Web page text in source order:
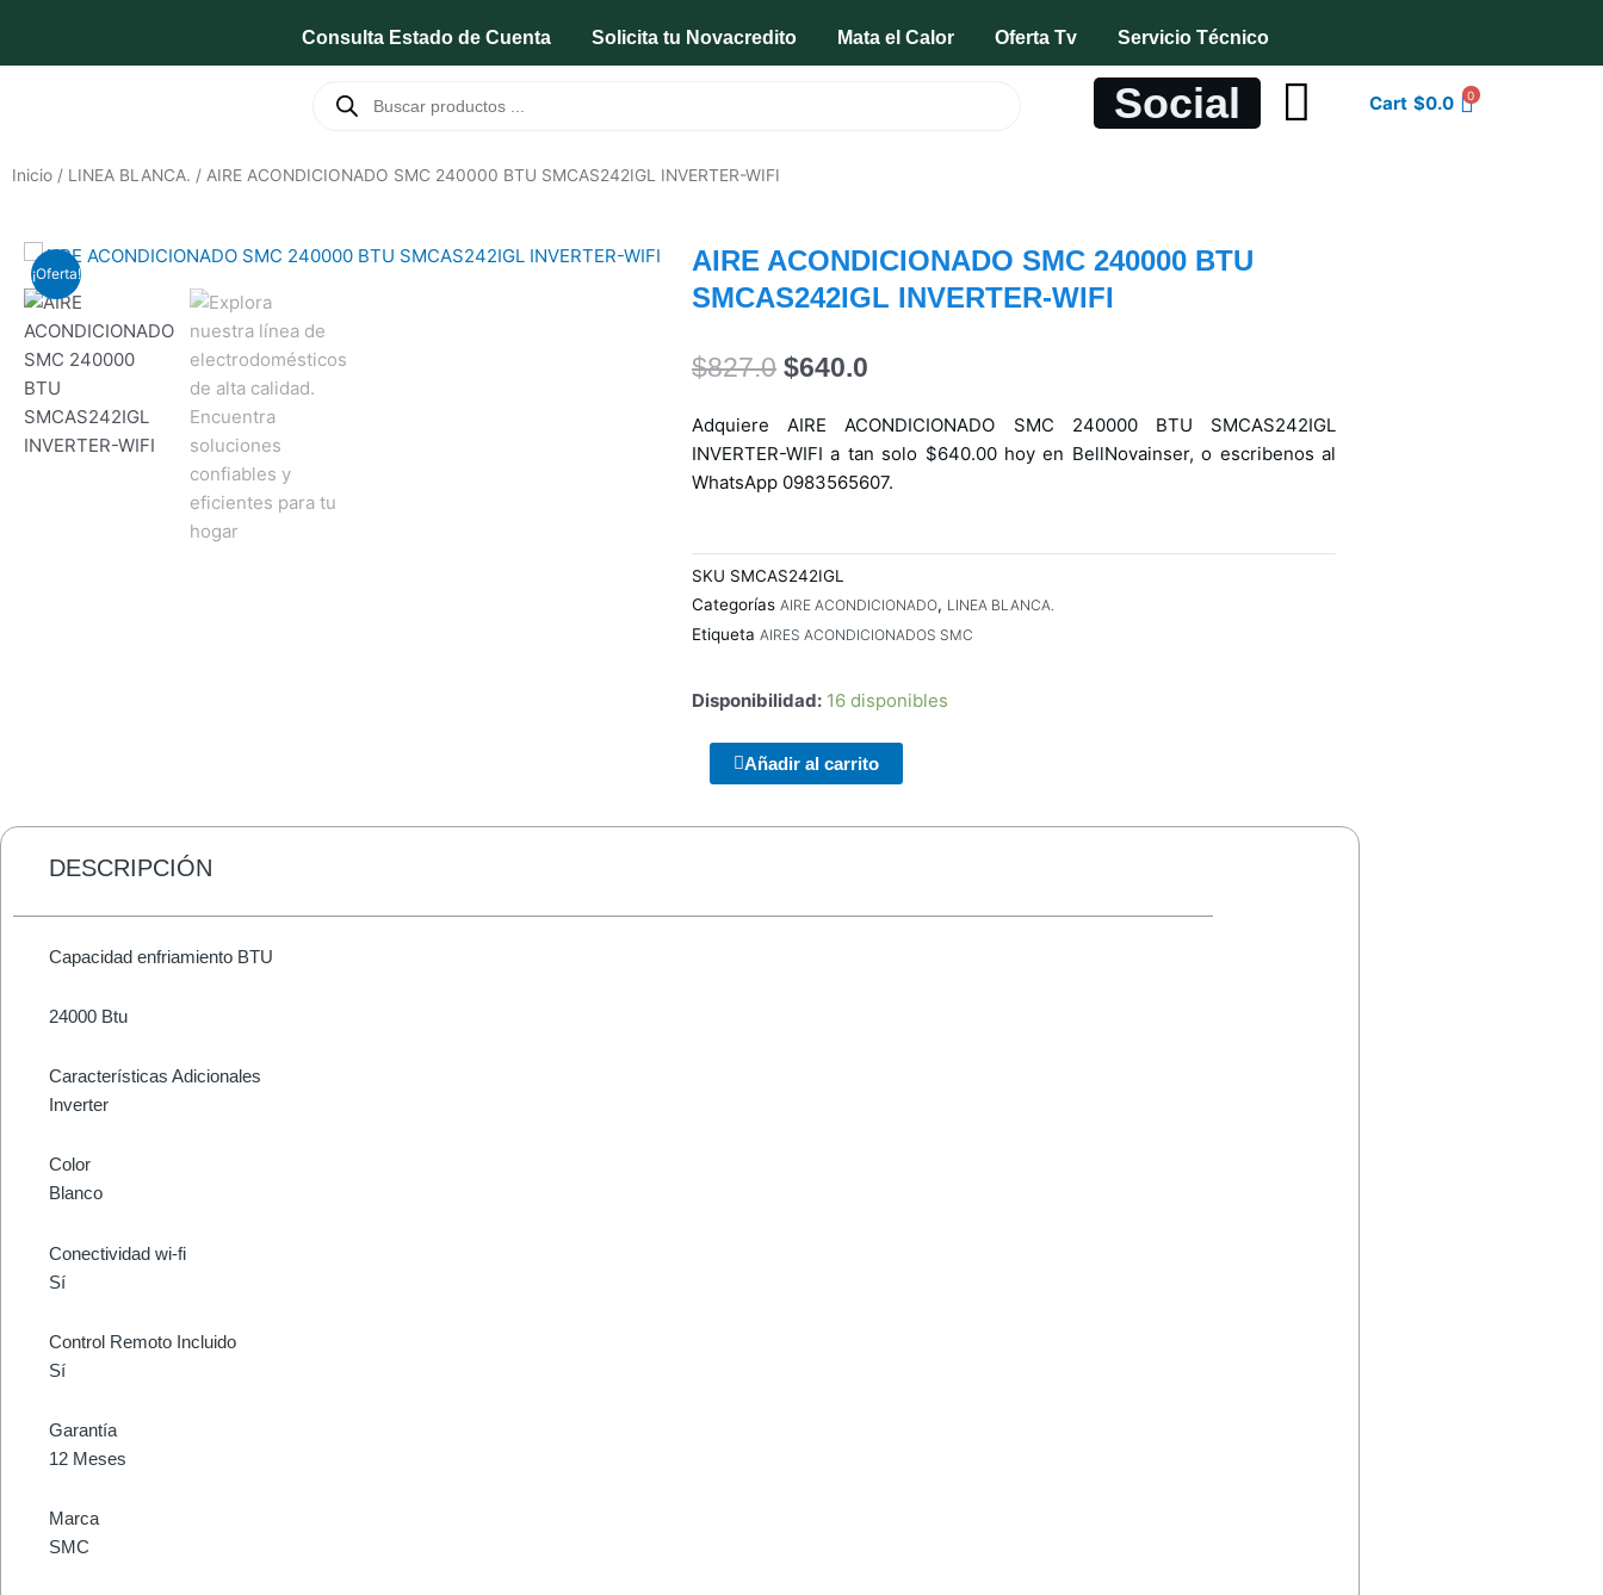
contenido
Consulta Estado de Cuenta Solicita tu Novacredito Mata el Calor Oferta Tv Servicio Técnico
productos Social Cart $0.0 0
Inicio / LINEA BLANCA. / AIRE ACONDICIONADO SMC 240000 BTU SMCAS242IGL INVERTER-WIFI
¡Oferta!
AIRE ACONDICIONADO SMC 240000 BTU
SMCAS242IGL INVERTER-WIFI
$827.0 El
original
era:
$827.0.
$640.0
actual
es:
$640.0.
Adquiere AIRE ACONDICIONADO SMC 240000 BTU SMCAS242IGL
INVERTER-WIFI a tan solo $640.00 hoy en BellNovainser, o escribenos al
WhatsApp 0983565607.
SKU SMCAS242IGL
Categorías AIRE ACONDICIONADO, LINEA BLANCA.
Etiqueta AIRES ACONDICIONADOS SMC
Disponibilidad: 16 disponibles
ENCLOUSER
TERRAX
Añadir al carrito
DESCRIPCIÓN
Capacidad enfriamiento BTU
24000 Btu
Características Adicionales
Inverter
Color
Blanco
Conectividad wi-fi
Sí
Control Remoto Incluido
Sí
Garantía
12 Meses
Marca
SMC